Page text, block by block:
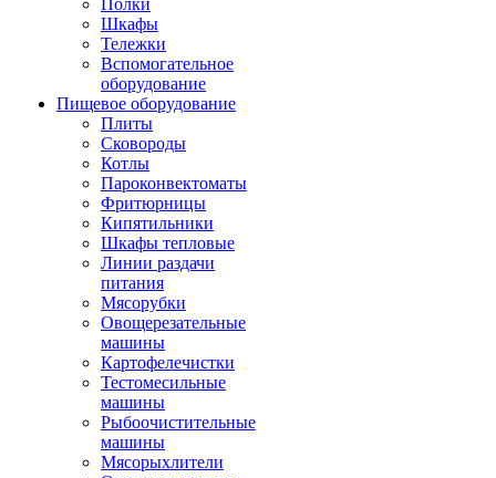
Полки
Шкафы
Тележки
Вспомогательное
оборудование
Пищевое оборудование
Плиты
Сковороды
Котлы
Пароконвектоматы
Фритюрницы
Кипятильники
Шкафы тепловые
Линии раздачи
питания
Мясорубки
Овощерезательные
машины
Картофелечистки
Тестомесильные
машины
Рыбоочистительные
машины
Мясорыхлители